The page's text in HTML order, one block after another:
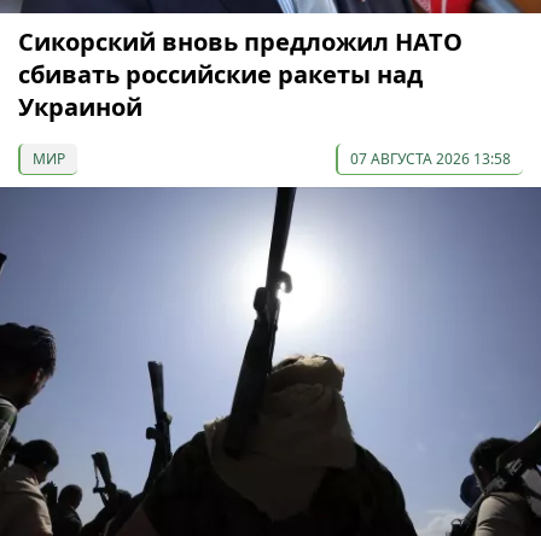
Сикорский вновь предложил НАТО
сбивать российские ракеты над
Украиной
МИР 07 АВГУСТА 2026 13:58